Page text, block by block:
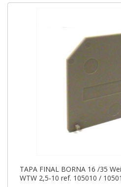
TAPA FINAL BORNA 16 /35
WTW 2,5-10 ref. 105010 /